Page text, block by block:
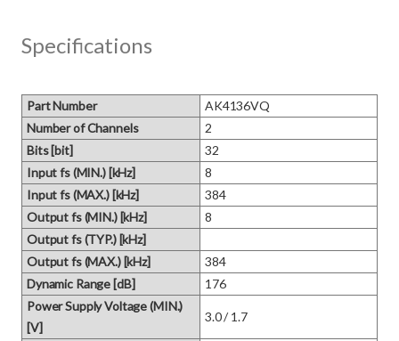
Specifications
Part Number
AK4136VQ
Number of Channels
2
Bits [bit]
32
Input fs (MIN.) [kHz]
8
Input fs (MAX.) [kHz]
384
Output fs (MIN.) [kHz]
8
Output fs (TYP.) [kHz]
Output fs (MAX.) [kHz]
384
Dynamic Range [dB]
176
Power Supply Voltage (MIN.)
[V]
3.0 / 1.7